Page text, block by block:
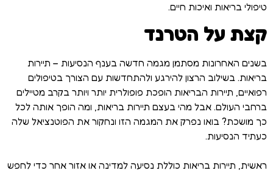
טיפולי בריאות ואיכות חיים.
קצת על הטרנד
בשנים האחרונות מסתמן מגמה חדשה בענף הנסיעות – תיירות
בריאות. בשילוב הרצון להירגע ולהתחדשות עם הצורך בטיפולים
רפואיים, תיירות הבריאות הופכת פופולרית יותר ויותר בקרב מטיילים
ברחבי העולם. אבל מהי בעצם תיירות בריאות, ומה הופך אותה לכל
כך מושכת? בואו נפרק את המגמה הזו ונחקור את הפוטנציאל שלה
כעתיד הנסיעות.
ראשית, תיירות בריאות כוללת נסיעה למדינה או אזור אחר כדי לחפש